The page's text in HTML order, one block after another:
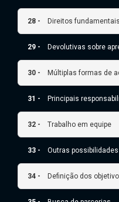
28 - Direitos fundamentais
29 - Devolutivas sobre
30 - Múltiplas formas de
31 - Principais
32 - Trabalho em equipe
33 - Outras
34 - Definição dos